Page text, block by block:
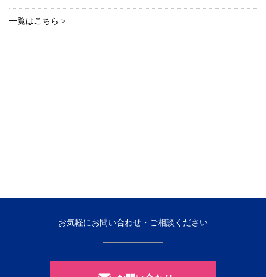
一覧はこちら >
お気軽にお問い合わせ・ご相談ください